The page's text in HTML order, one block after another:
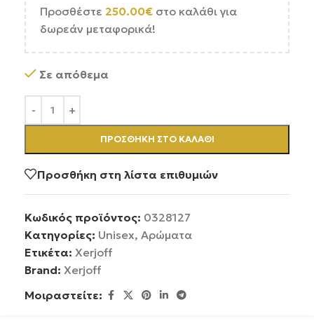
Προσθέστε 250.00€ στο καλάθι για
δωρεάν μεταφορικά!
Σε απόθεμα
ΠΡΟΣΘΉΚΗ ΣΤΟ ΚΑΛΆΘΙ
Προσθήκη στη λίστα επιθυμιών
Κωδικός προϊόντος: 0328127
Κατηγορίες: Unisex, Αρώματα
Ετικέτα: Xerjoff
Brand: Xerjoff
Μοιραστείτε: